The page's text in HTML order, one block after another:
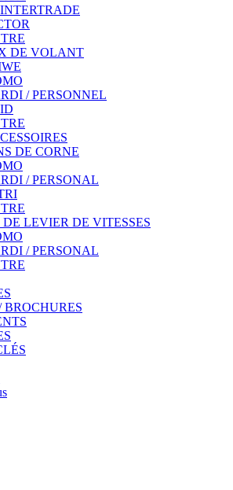
DE VOLANT
/ PERSONNEL
DE CORNE
/ PERSONAL
DE LEVIER DE VITESSES
/ PERSONAL
BROCHURES